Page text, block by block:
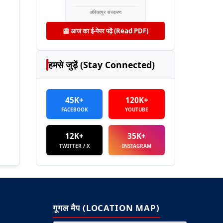
अंबिकापुर संस्करण
📰 आज का ई-पेपर पढ़ें (Read PDF)
हमसे जुड़ें (Stay Connected)
45K+
FACEBOOK
120K+
YOUTUBE
12K+
TWITTER / X
35K+
INSTAGRAM
गूगल मैप (LOCATION MAP)